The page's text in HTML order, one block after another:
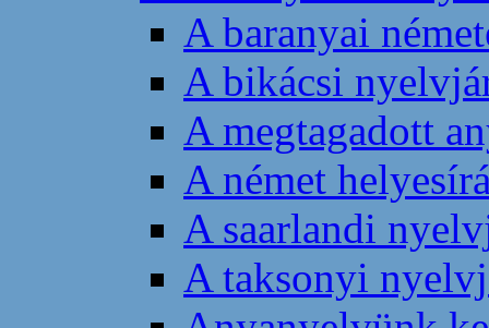
A baranyai
A bikácsi
A megtagadott
A német
A saarlandi
A taksonyi